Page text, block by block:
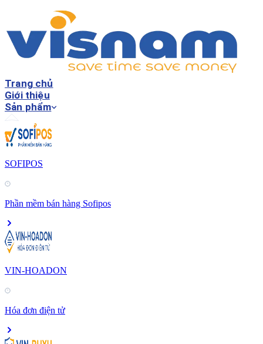
Trang chủ
Giới thiệu
Sản phẩm
SOFIPOS
Phần mềm bán hàng Sofipos
VIN-HOADON
Hóa đơn điện tử